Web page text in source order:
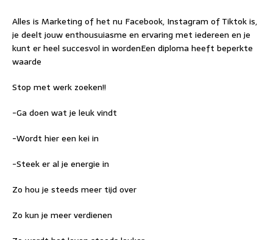
Alles is Marketing of het nu Facebook, Instagram of Tiktok is,
je deelt jouw enthousuiasme en ervaring met iedereen en je
kunt er heel succesvol in wordenEen diploma heeft beperkte
waarde
Stop met werk zoeken!!
-Ga doen wat je leuk vindt
-Wordt hier een kei in
-Steek er al je energie in
Zo hou je steeds meer tijd over
Zo kun je meer verdienen